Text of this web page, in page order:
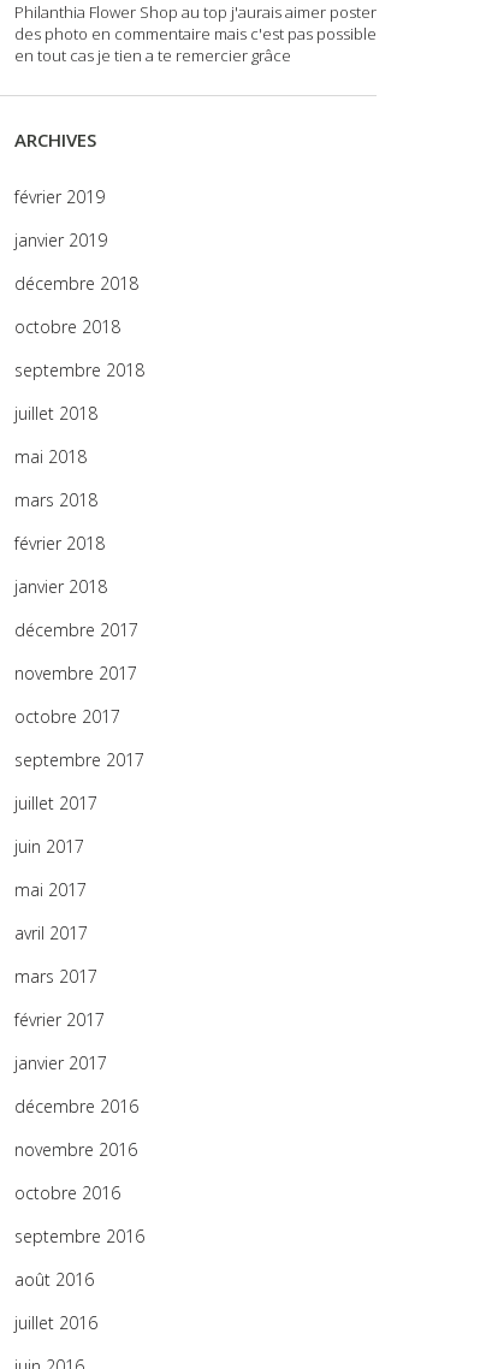
Philanthia Flower Shop au top j'aurais aimer poster
des photo en commentaire mais c'est pas possible
en tout cas je tien a te remercier grâce
ARCHIVES
février 2019
janvier 2019
décembre 2018
octobre 2018
septembre 2018
juillet 2018
mai 2018
mars 2018
février 2018
janvier 2018
décembre 2017
novembre 2017
octobre 2017
septembre 2017
juillet 2017
juin 2017
mai 2017
avril 2017
mars 2017
février 2017
janvier 2017
décembre 2016
novembre 2016
octobre 2016
septembre 2016
août 2016
juillet 2016